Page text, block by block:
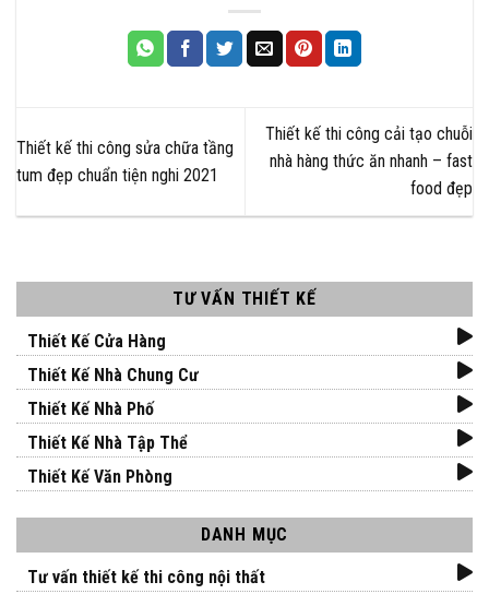
TƯ VẤN THIẾT KẾ
Thiết Kế Cửa Hàng
Thiết Kế Nhà Chung Cư
Thiết Kế Nhà Phố
Thiết Kế Nhà Tập Thể
Thiết Kế Văn Phòng
DANH MỤC
Tư vấn thiết kế thi công nội thất
Thiết kế thi công sửa chữa tầng
tum đẹp chuẩn tiện nghi 2021
Thiết kế thi công cải tạo chuỗi
nhà hàng thức ăn nhanh – fast
food đẹp